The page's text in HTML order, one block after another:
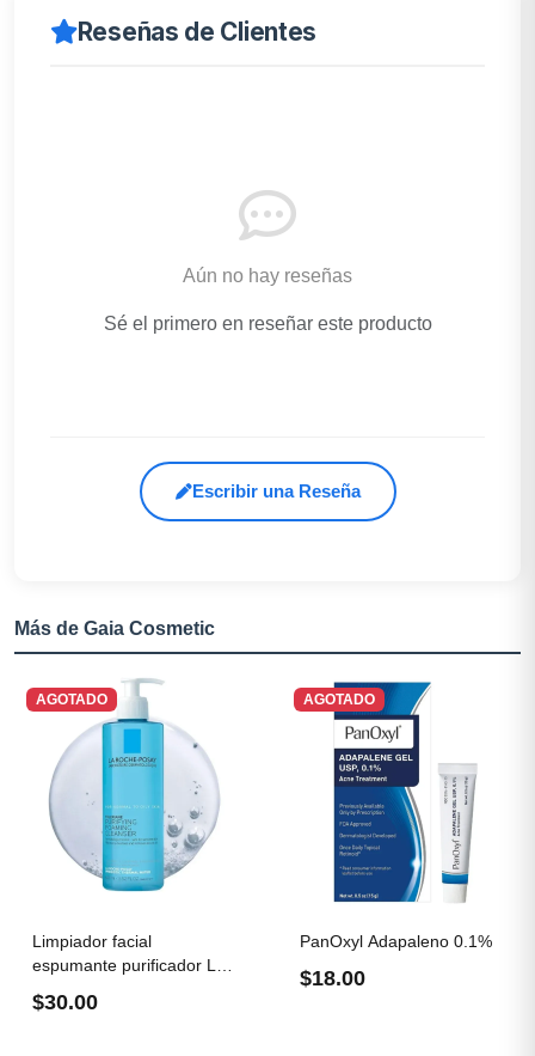
Reseñas de Clientes
Aún no hay reseñas
Sé el primero en reseñar este producto
Escribir una Reseña
Más de Gaia Cosmetic
AGOTADO
Limpiador facial
espumante purificador La
$30.00
AGOTADO
PanOxyl Adapaleno 0.1%
$18.00